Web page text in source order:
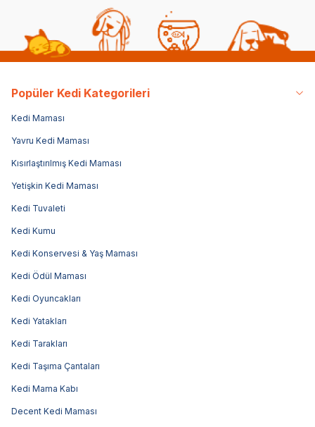
Popüler Kedi Kategorileri
Kedi Maması
Yavru Kedi Maması
Kısırlaştırılmış Kedi Maması
Yetişkin Kedi Maması
Kedi Tuvaleti
Kedi Kumu
Kedi Konservesi & Yaş Maması
Kedi Ödül Maması
Kedi Oyuncakları
Kedi Yatakları
Kedi Tarakları
Kedi Taşıma Çantaları
Kedi Mama Kabı
Decent Kedi Maması